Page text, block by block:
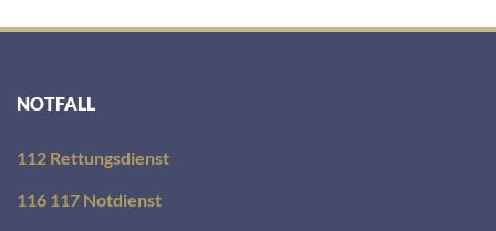
NOTFALL
112 Rettungsdienst
116 117 Notdienst